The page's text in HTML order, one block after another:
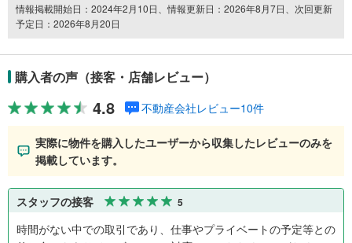
情報掲載開始日：2024年2月10日、情報更新日：2026年8月7日、次回更新
予定日：2026年8月20日
購入者の声（接客・店舗レビュー）
4.8 不動産会社レビュー10件
実際に物件を購入したユーザーから収集したレビューのみを
掲載しています。
スタッフの接客 5
時間がない中での取引であり、仕事やプライベートの予定等との